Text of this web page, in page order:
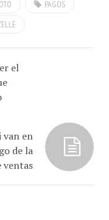
de la
ventas